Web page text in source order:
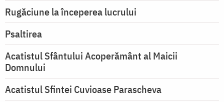
Rugăciune la începerea lucrului
Psaltirea
Acatistul Sfântului Acoperământ al Maicii
Domnului
Acatistul Sfintei Cuvioase Parascheva